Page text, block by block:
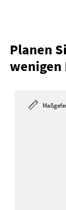
Planen
wenigen